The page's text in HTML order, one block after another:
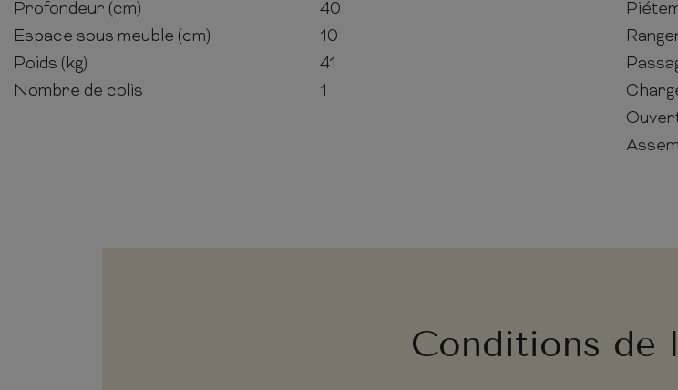
Profondeur (cm)
40
Espace sous meuble (cm)
10
Poids (kg)
41
Nombre de colis
1
Conditions de